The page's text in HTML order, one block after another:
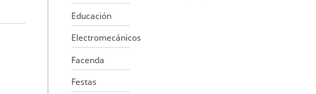
Educación
Electromecánicos
Facenda
Festas